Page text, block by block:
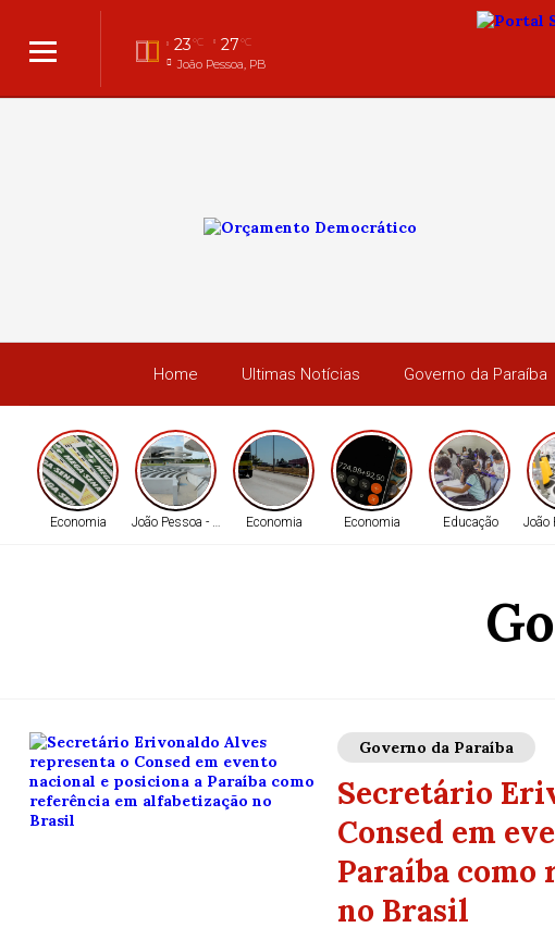
23°C 27°C
João Pessoa, PB
Home Ultimas Notícias Governo da Paraíba
Economia João Pessoa - PB Economia Economia Educação João
Governo da Paraíba
Secretário
Consed em
Paraíba como
no Brasil